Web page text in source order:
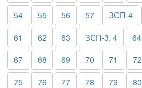
54
55 56 57 ЗСП-4
61
62 63 ЗСП-3, 4 64
67
68 69 70 71 72
75
76 77 78 79 80